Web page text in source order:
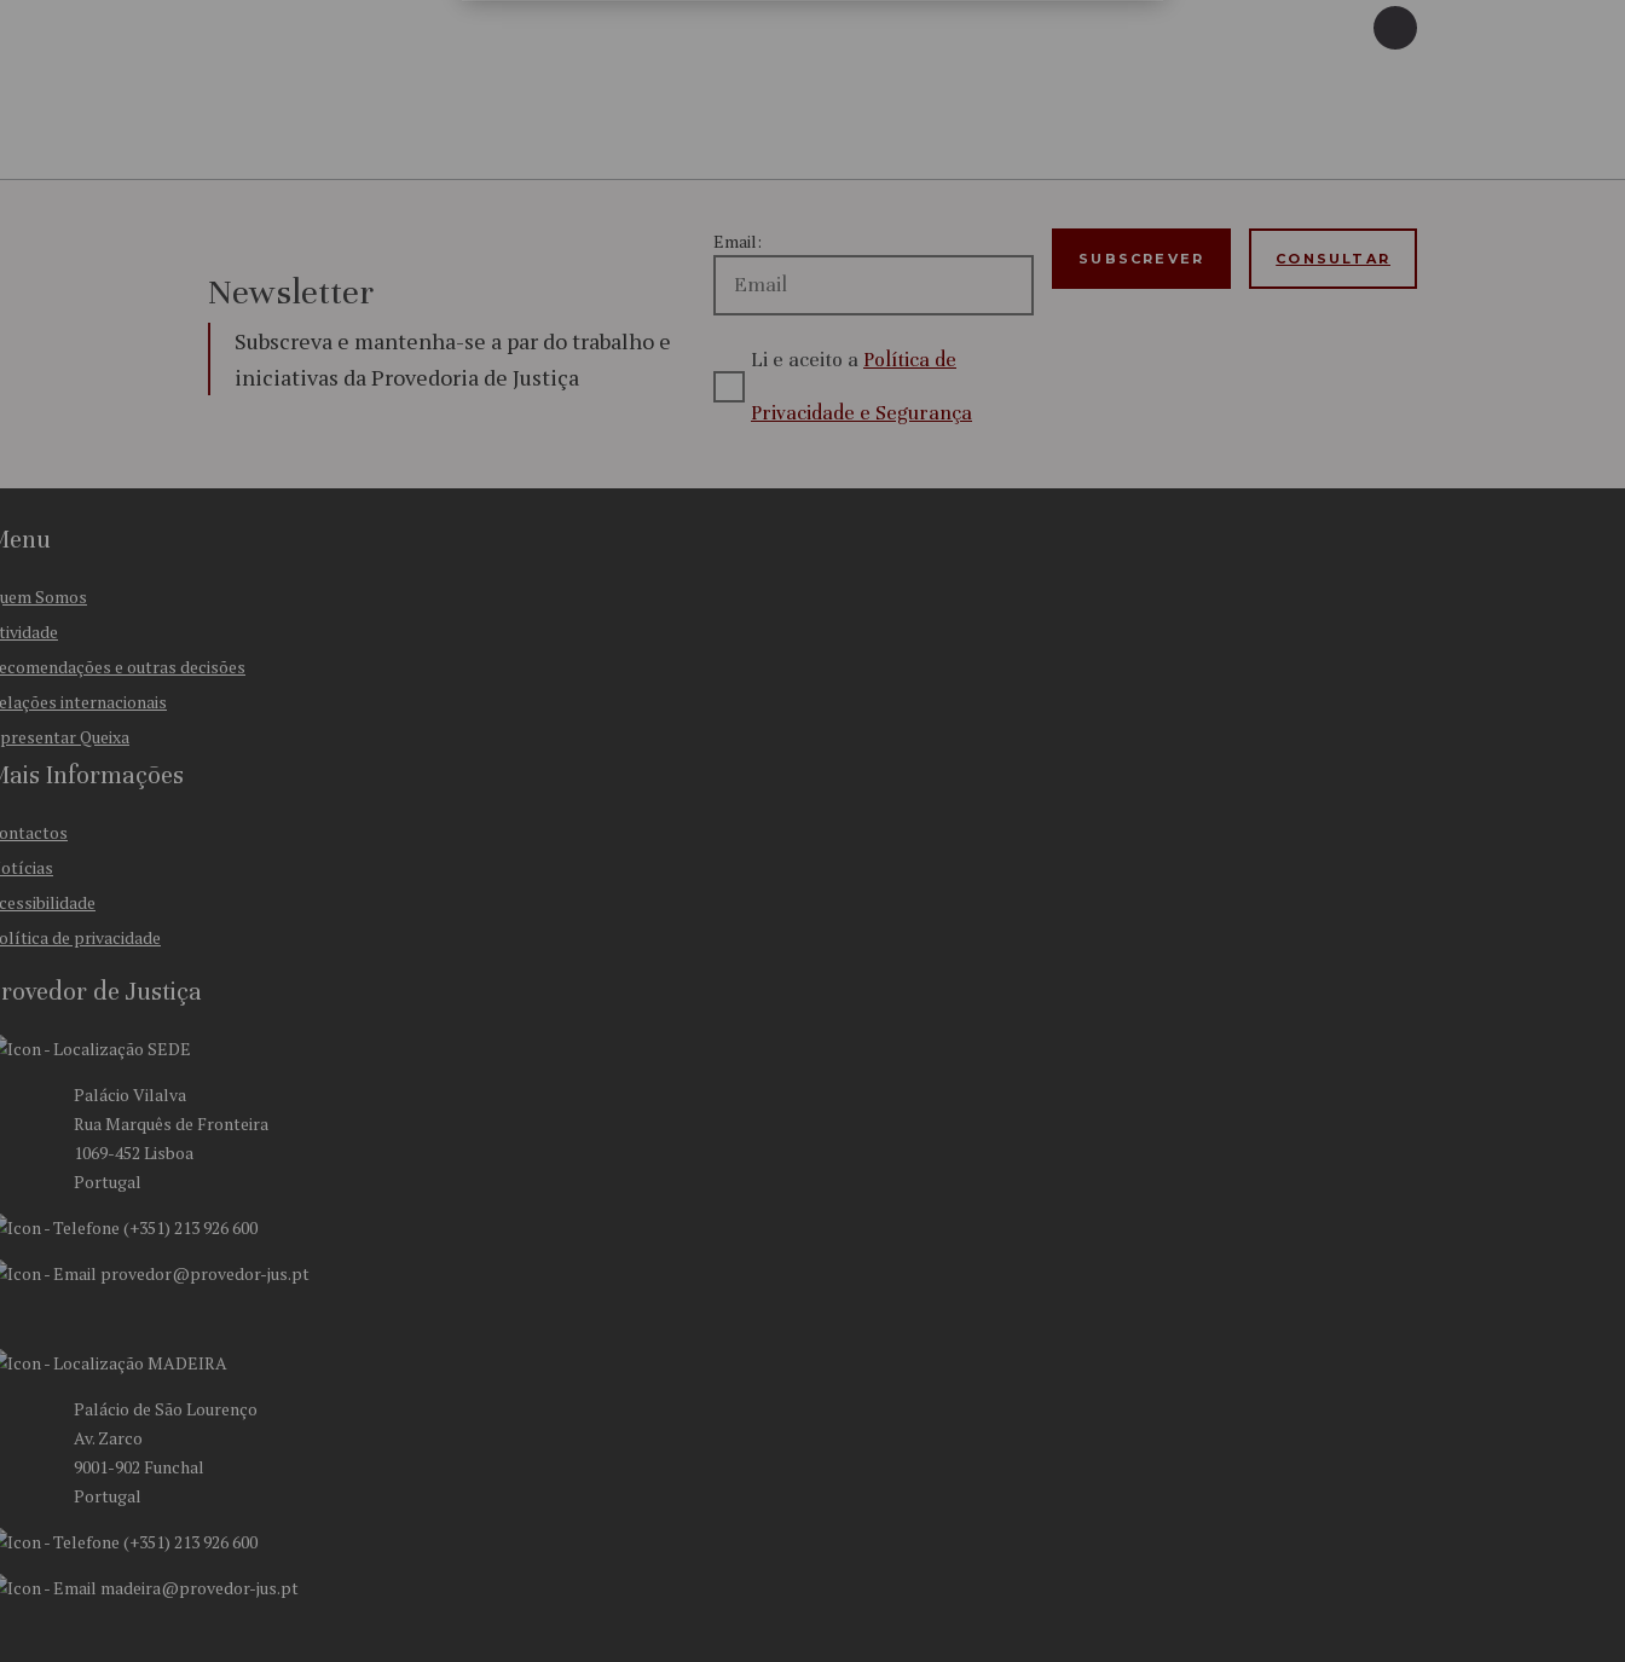
Newsletter
Subscreva e mantenha-se a par do trabalho e
iniciativas da Provedoria de Justiça
Email:
Li e aceito a Política de
Privacidade e Segurança
CONSULTAR
Somos
e outras decisões
internacionais
Queixa
Informações
de privacidade
de Justiça
SEDE
Palácio Vilalva
Rua Marquês de Fronteira
1069-452 Lisboa
Portugal
(+351) 213 926 600
provedor@provedor-jus.pt
MADEIRA
Palácio de São Lourenço
Av. Zarco
9001-902 Funchal
Portugal
(+351) 213 926 600
madeira@provedor-jus.pt